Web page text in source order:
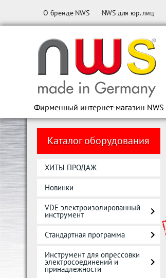
О бренде NWS NWS для юр. лиц
Фирменный интернет-магазин NWS
Каталог оборудования
ХИТЫ ПРОДАЖ
Новинки
VDE электроизолированный
инструмент
Стандартная программа
Инструмент для опрессовки
электросоединений и
принадлежности